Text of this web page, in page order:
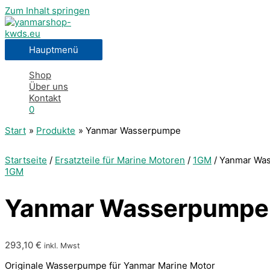
Zum Inhalt springen
Hauptmenü
Shop
Über uns
Kontakt
0
Start
Produkte Yanmar Wasserpumpe
Startseite / Ersatzteile für Marine Motoren / 1GM / Yanmar
1GM
Yanmar Wasserpumpe
293,10 € inkl. Mwst
Originale Wasserpumpe für Yanmar Marine Motor